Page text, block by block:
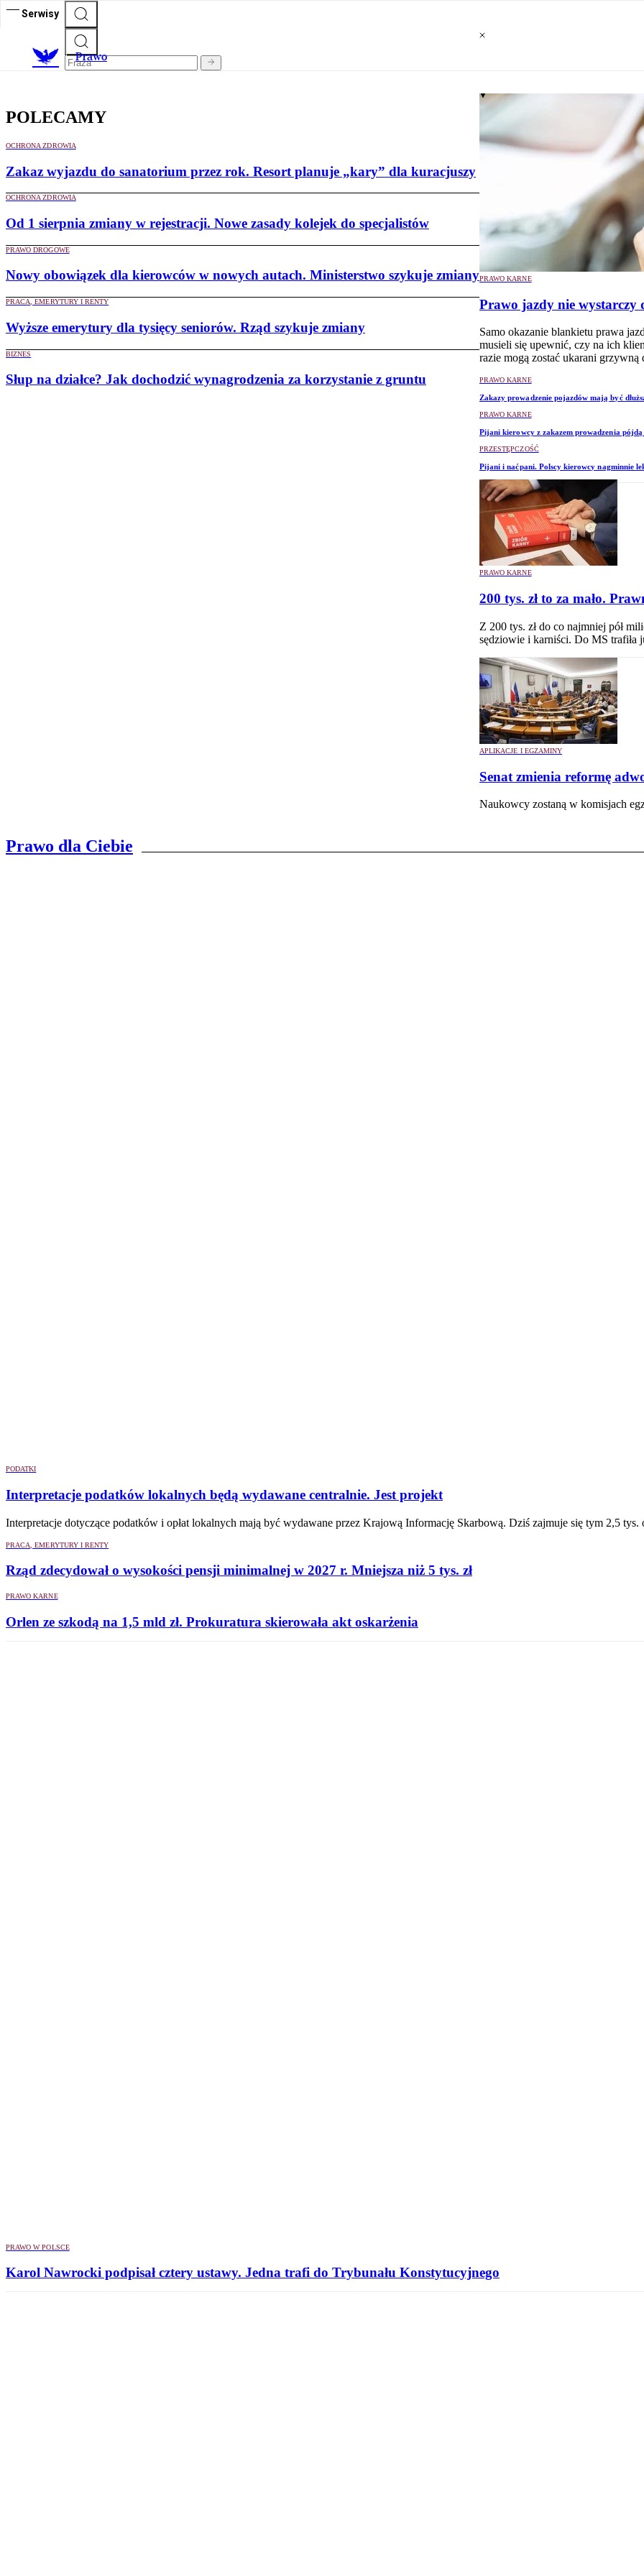
Serwisy
Prawo
POLECAMY
OCHRONA ZDROWIA
Zakaz wyjazdu do sanatorium przez rok. Resort planuje „kary” dla kuracjuszy
OCHRONA ZDROWIA
Od 1 sierpnia zmiany w rejestracji. Nowe zasady kolejek do specjalistów
PRAWO DROGOWE
Nowy obowiązek dla kierowców w nowych autach. Ministerstwo szykuje zmiany
PRACA, EMERYTURY I RENTY
Wyższe emerytury dla tysięcy seniorów. Rząd szykuje zmiany
BIZNES
Słup na działce? Jak dochodzić wynagrodzenia za korzystanie z gruntu
PRAWO KARNE
Prawo jazdy nie wystarczy
Samo okazanie blankietu prawa
musieli się upewnić, czy na ich
razie mogą zostać ukarani
PRAWO KARNE
Zakazy prowadzenie pojazdów mają być
PRAWO KARNE
Pijani kierowcy z zakazem prowadzenia
PRZESTĘPCZOŚĆ
Pijani i naćpani. Polscy kierowcy nagminnie
PRAWO KARNE
200 tys. zł to za mało.
Z 200 tys. zł do co najmniej pół
sędziowie i karniści. Do MS
APLIKACJE I EGZAMINY
Senat zmienia reformę
Naukowcy zostaną w komisjach
Prawo dla Ciebie
PODATKI
Interpretacje podatków lokalnych będą wydawane centralnie. Jest projekt
Interpretacje dotyczące podatków i opłat lokalnych mają być wydawane przez Krajową Informację Skarbową. Dziś zajmuje się tym 2,5 tys.
PRACA, EMERYTURY I RENTY
Rząd zdecydował o wysokości pensji minimalnej w 2027 r. Mniejsza niż 5 tys. zł
PRAWO KARNE
Orlen ze szkodą na 1,5 mld zł. Prokuratura skierowała akt oskarżenia
PRAWO W POLSCE
Karol Nawrocki podpisał cztery ustawy. Jedna trafi do Trybunału Konstytucyjnego